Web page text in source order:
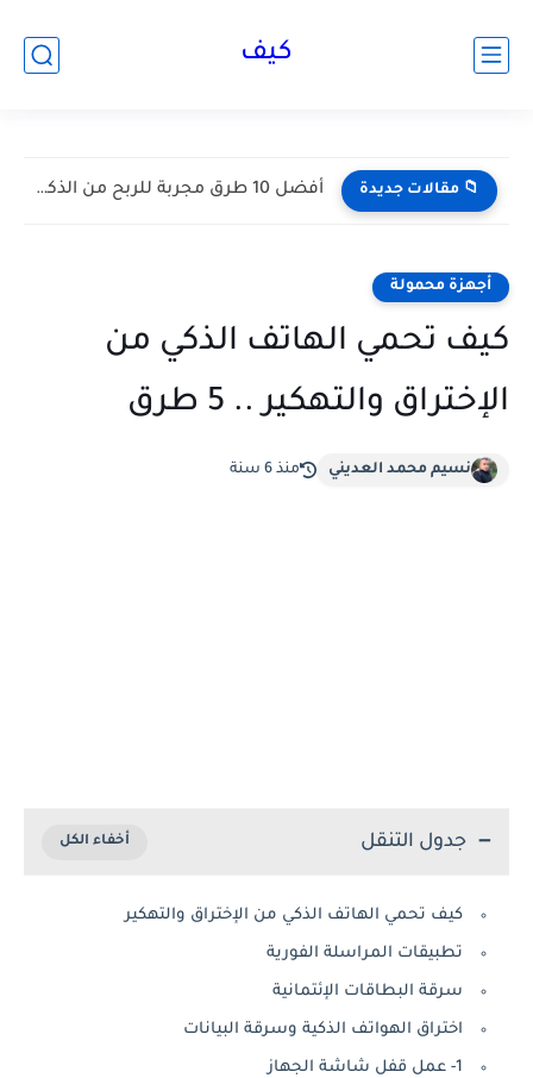
كيف
📁 مقالات جديدة تويتر بحث فيديو بدون حساب (بحث مُتقدّم تويتر) إكس X...
أجهزة محمولة
كيف تحمي الهاتف الذكي من
الإختراق والتهكير .. 5 طرق
نسيم محمد العديني منذ 6 سنة
جدول التنقل
كيف تحمي الهاتف الذكي من الإختراق والتهكير
تطبيقات المراسلة الفورية
سرقة البطاقات الإئتمانية
اختراق الهواتف الذكية وسرقة البيانات
1- عمل قفل شاشة الجهاز